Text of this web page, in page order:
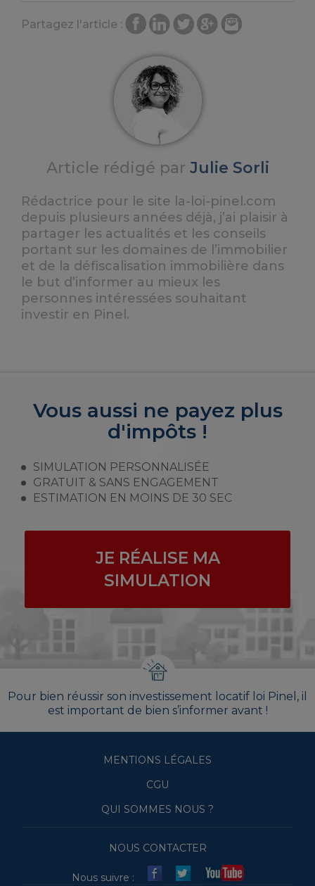
Partagez l'article :
Article rédigé par Julie Sorli
Rédactrice pour le site la-loi-pinel.com
depuis plusieurs années déjà, j’ai plaisir à
partager les actualités et les conseils
portant sur les domaines de l’immobilier
et de la défiscalisation immobilière dans
le but d’informer au mieux les
personnes intéressées souhaitant
investir en Pinel.
Vous aussi ne payez plus
d'impôts !
SIMULATION PERSONNALISÉE
GRATUIT & SANS ENGAGEMENT
ESTIMATION EN MOINS DE 30 SEC
JE RÉALISE MA
SIMULATION
Pour bien réussir son investissement locatif loi Pinel, il
est important de bien s’informer avant !
MENTIONS LÉGALES
CGU
QUI SOMMES NOUS ?
NOUS CONTACTER
Nous suivre :